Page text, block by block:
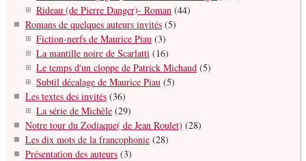
Rideau (de Pierre Danger)- Roman (44)
Romans de quelques auteurs invités (5)
Fiction-nerfs de Maurice Piau (3)
La mantille noire de Scarlatti (16)
Le temps d'un cloppe de Patrick Michaud (5)
Subtil décalage de Maurice Piau (5)
Les textes des invités (36)
La série de Michèle (29)
Notre tour du Zodiaque( de Jean Roulet) (28)
Les dix mots de la francophonie (28)
Présentation des auteurs (3)